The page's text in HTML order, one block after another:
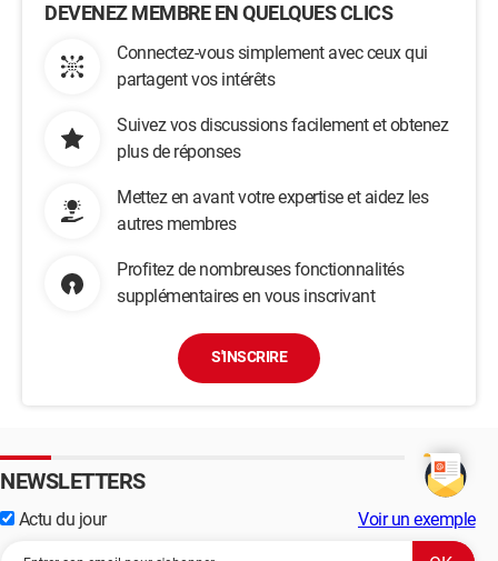
DEVENEZ MEMBRE EN QUELQUES CLICS
Connectez-vous simplement avec ceux qui
partagent vos intérêts
Suivez vos discussions facilement et obtenez
plus de réponses
Mettez en avant votre expertise et aidez les
autres membres
Profitez de nombreuses fonctionnalités
supplémentaires en vous inscrivant
S'INSCRIRE
NEWSLETTERS
Actu du jour Voir un exemple